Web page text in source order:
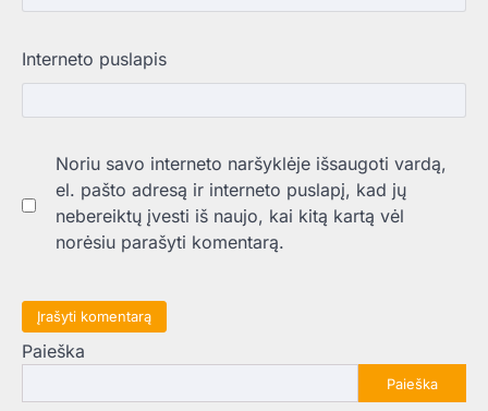
Interneto puslapis
Noriu savo interneto naršyklėje išsaugoti vardą,
el. pašto adresą ir interneto puslapį, kad jų
nebereiktų įvesti iš naujo, kai kitą kartą vėl
norėsiu parašyti komentarą.
Paieška
Paieška